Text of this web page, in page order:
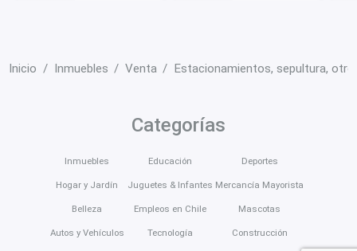
Inicio Inmuebles Venta Estacionamientos, sepultura,
Categorías
Inmuebles
Hogar y Jardín
Belleza
Autos y Vehículos
Educación
Juguetes & Infantes
Empleos en Chile
Tecnología
Deportes
Mercancía Mayorista
Mascotas
Construcción